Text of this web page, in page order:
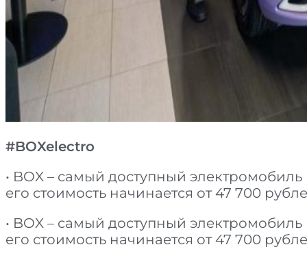
#BOXelectro
• BOX – самый доступный
его стоимость начинается от 47 700
• BOX – самый доступный
его стоимость начинается от 47 700